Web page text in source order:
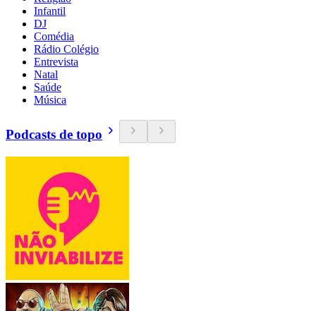
Infantil
DJ
Comédia
Rádio Colégio
Entrevista
Natal
Saúde
Música
Podcasts de topo